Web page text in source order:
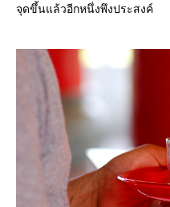
จุดขึ้นแล้วอีกหนึ่งพึงประสงค์